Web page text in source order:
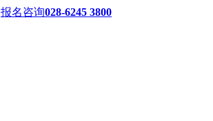
报名咨询028-6245 3800